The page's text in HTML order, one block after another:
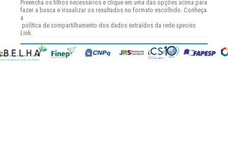
Preencha os filtros necessários e clique em uma das opções acima para
fazer a busca e visualizar os resultados no formato escolhido. Conheça
a
política de compartilhamento dos dados extraídos da rede species
Link.